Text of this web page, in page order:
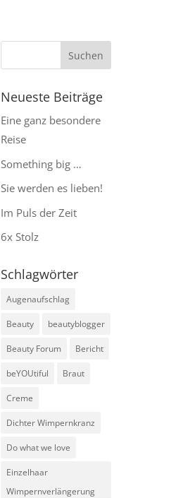
Neueste Beiträge
Eine ganz besondere
Reise
Something big …
Sie werden es lieben!
Im Puls der Zeit
6x Stolz
Schlagwörter
Augenaufschlag
Beauty beautyblogger
Beauty Forum Bericht
beYOUtiful Braut
Creme
Dichter Wimpernkranz
Do what we love
Einzelhaar
Wimpernverlängerung